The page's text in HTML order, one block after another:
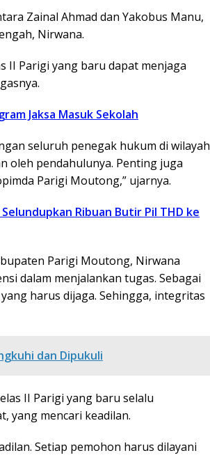
Zainal Ahmad dan Yakobus Manu,
Nirwana.
II Parigi yang baru dapat menjaga
Jaksa Masuk Sekolah
seluruh penegak hukum di wilayah
oleh pendahulunya. Penting juga
Parigi Moutong,” ujarnya.
Ribuan Butir Pil THD ke
Parigi Moutong, Nirwana
dalam menjalankan tugas. Sebagai
harus dijaga. Sehingga, integritas
dan Dipukuli
II Parigi yang baru selalu
yang mencari keadilan.
Setiap pemohon harus dilayani